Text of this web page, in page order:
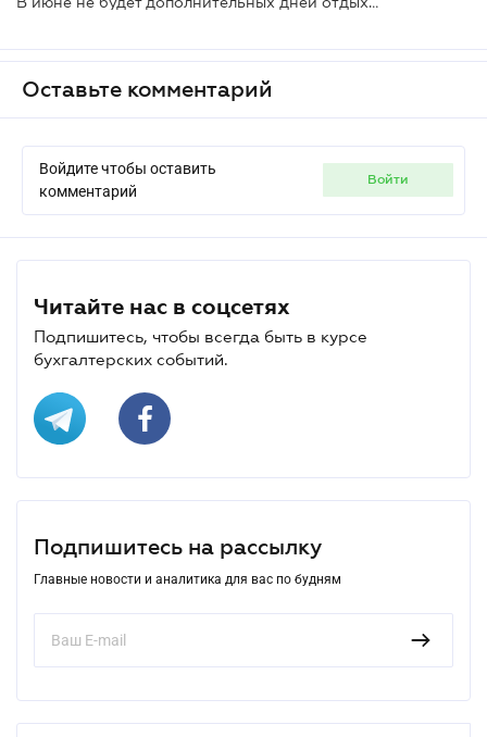
Оставьте комментарий
Войдите чтобы оставить
комментарий
войти
Читайте нас в соцсетях
Подпишитесь, чтобы всегда быть в курсе
бухгалтерских событий.
Подпишитесь на рассылку
Главные новости и аналитика для вас по будням